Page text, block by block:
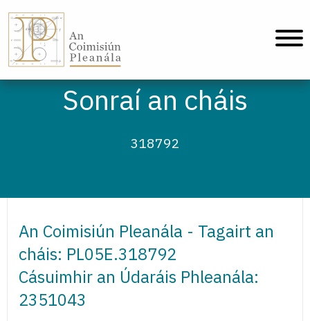
Sonraí an cháis
318792
An Coimisiún Pleanála - Tagairt an
cháis: PL05E.318792
Cásuimhir an Údaráis Phleanála:
2351043